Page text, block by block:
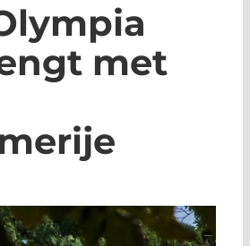
met